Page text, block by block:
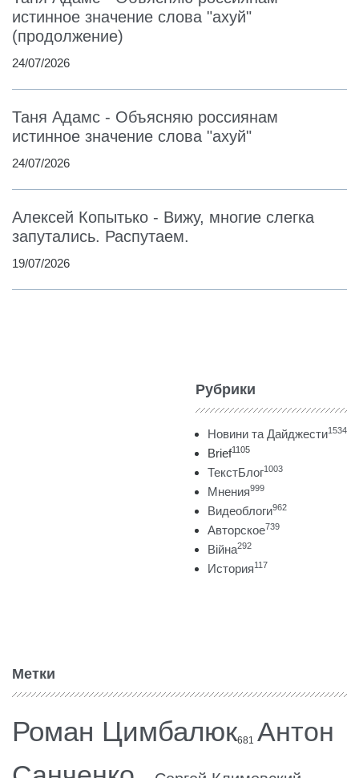
истинное значение слова "ахуй"
(продолжение)
24/07/2026
Таня Адамс - Объясняю россиянам
истинное значение слова "ахуй"
24/07/2026
Алексей Копытько - Вижу, многие слегка
запутались. Распутаем.
19/07/2026
Рубрики
Новини та Дайджести1534
Brief1105
ТекстБлог1003
Мнения999
Видеоблоги962
Авторское739
Війна292
История117
Метки
Роман Цимбалюк681 Антон